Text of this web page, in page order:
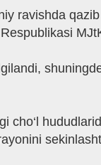
ravishda
cho‘l